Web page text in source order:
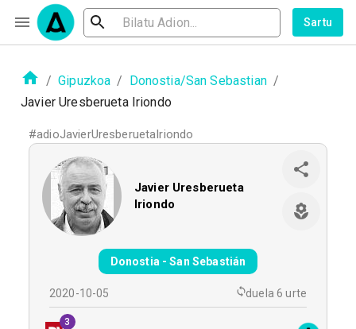
Sartu
/ Gipuzkoa / Donostia/San Sebastian /
Javier Uresberueta Iriondo
#adioJavierUresberuetaIriondo
Javier Uresberueta
Iriondo
Donostia - San Sebastián
2020-10-05 duela 6 urte
3